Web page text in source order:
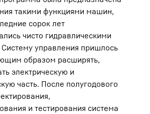
такими функциями машин,
сорок лет
чисто гидравлическими
управления пришлось
образом расширять,
электрическую и
часть. После полугодового
и тестирования система